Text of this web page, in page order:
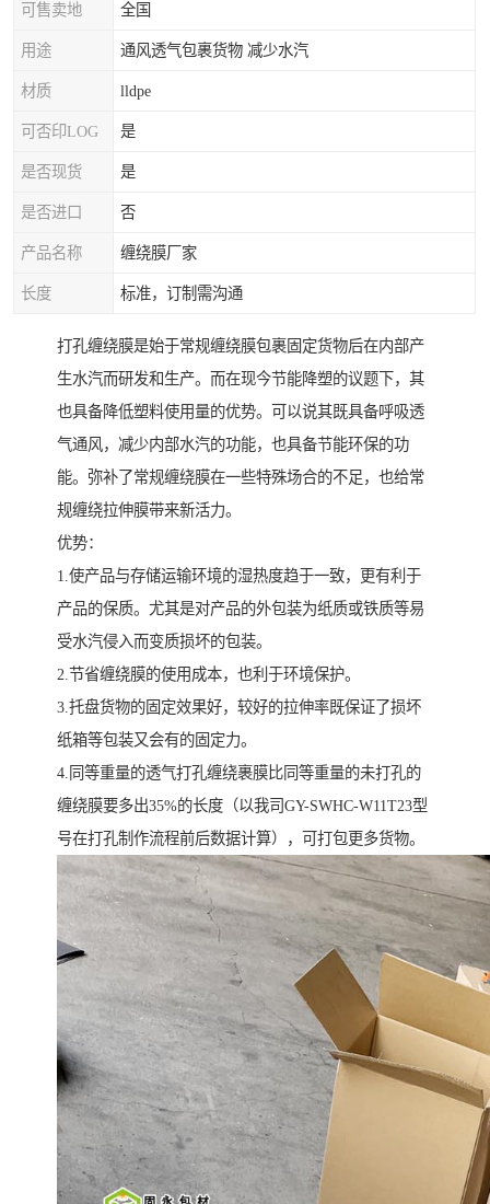
可售卖地 全国
用途 通风透气包裹货物 减少水汽
材质 lldpe
可否印LOG 是
是否现货 是
是否进口 否
产品名称 缠绕膜厂家
长度 标准，订制需沟通
打孔缠绕膜是始于常规缠绕膜包裹固定货物后在内部产
生水汽而研发和生产。而在现今节能降塑的议题下，其
也具备降低塑料使用量的优势。可以说其既具备呼吸透
气通风，减少内部水汽的功能，也具备节能环保的功
能。弥补了常规缠绕膜在一些特殊场合的不足，也给常
规缠绕拉伸膜带来新活力。
优势：
1.使产品与存储运输环境的湿热度趋于一致，更有利于
产品的保质。尤其是对产品的外包装为纸质或铁质等易
受水汽侵入而变质损坏的包装。
2.节省缠绕膜的使用成本，也利于环境保护。
3.托盘货物的固定效果好，较好的拉伸率既保证了损坏
纸箱等包装又会有的固定力。
4.同等重量的透气打孔缠绕裹膜比同等重量的未打孔的
缠绕膜要多出35%的长度（以我司GY-SWHC-W11T23型
号在打孔制作流程前后数据计算），可打包更多货物。